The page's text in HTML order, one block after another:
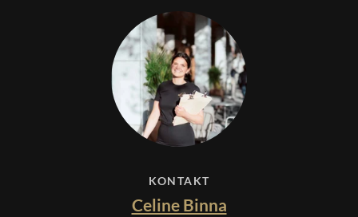
KONTAKT
Celine Binna